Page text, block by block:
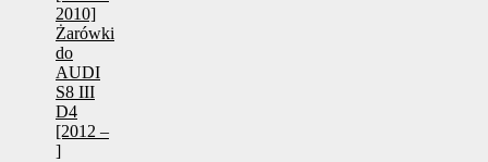
2010]
Żarówki
do
AUDI
S8 III
D4
[2012 –
]